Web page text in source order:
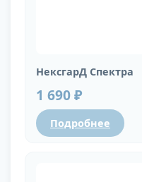
НексгарД Спектра
1 690 ₽
Подробнее